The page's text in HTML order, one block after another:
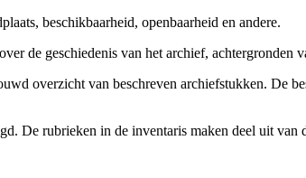
beschikbaarheid, openbaarheid en andere.
de geschiedenis van het archief,
overzicht van beschreven archiefstukken. De
De rubrieken in de inventaris maken deel uit